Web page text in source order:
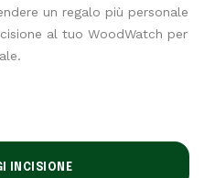
un regalo più personale
al tuo WoodWatch per
INCISIONE